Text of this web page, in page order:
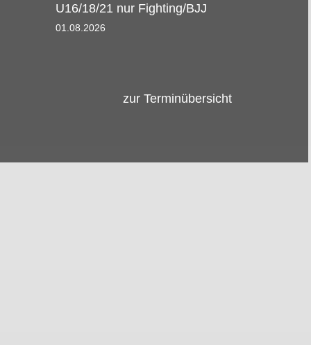
U16/18/21 nur Fighting/BJJ
01.08.2026 08:00 - 09.08.2026 08:30
zur Terminübersicht